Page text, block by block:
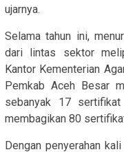
ujarnya.
Selama tahun ini,
dari lintas sektor
Kantor Kementerian
Pemkab Aceh Besar
sebanyak 17
membagikan 80
Dengan penyerahan